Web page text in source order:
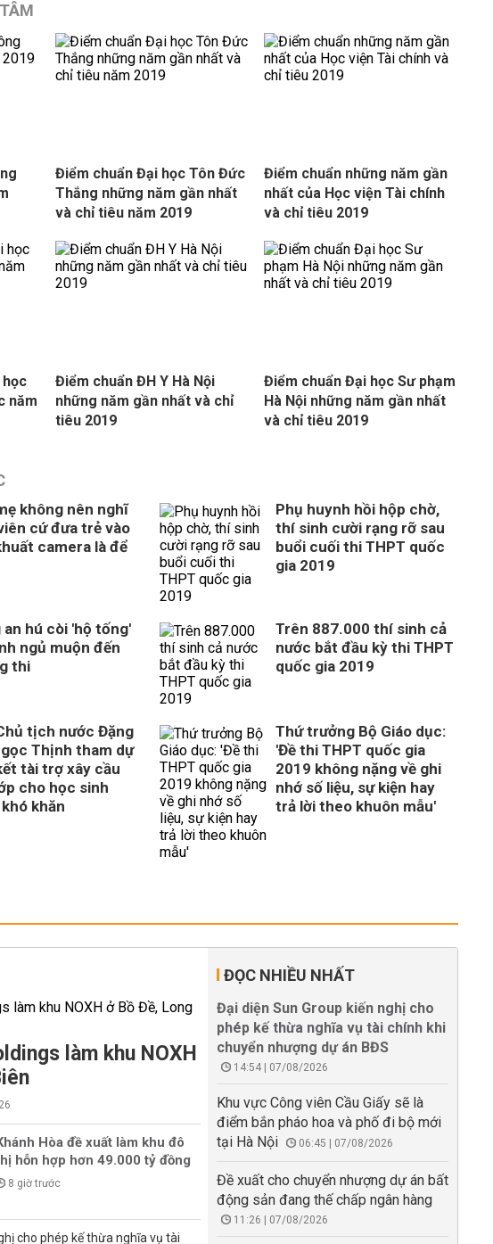
Điểm chuẩn Đại học Tôn Đức
Thắng những năm gần nhất
và chỉ tiêu năm 2019
Điểm chuẩn những năm gần
nhất của Học viện Tài chính
và chỉ tiêu 2019
năm
Điểm chuẩn ĐH Y Hà Nội
những năm gần nhất và chỉ
tiêu 2019
Điểm chuẩn Đại học Sư phạm
Hà Nội những năm gần nhất
và chỉ tiêu 2019
không nên nghĩ
cứ đưa trẻ vào
camera là để
Phụ huynh hồi hộp chờ,
thí sinh cười rạng rỡ sau
buổi cuối thi THPT quốc
gia 2019
an hú còi 'hộ tống'
ngủ muộn đến
thi
Trên 887.000 thí sinh cả
nước bắt đầu kỳ thi THPT
quốc gia 2019
tịch nước Đặng
Thịnh tham dự
tài trợ xây cầu
cho học sinh
khăn
Thứ trưởng Bộ Giáo dục:
'Đề thi THPT quốc gia
2019 không nặng về ghi
nhớ số liệu, sự kiện hay
trả lời theo khuôn mẫu'
làm khu NOXH
Hòa đề xuất làm khu đô
hỗn hợp hơn 49.000 tỷ đồng
8 giờ trước
cho phép kế thừa nghĩa vụ tài
ĐỌC NHIỀU NHẤT
Đại diện Sun Group kiến nghị cho
phép kế thừa nghĩa vụ tài chính khi
chuyển nhượng dự án BĐS
14:54 | 07/08/2026
Khu vực Công viên Cầu Giấy sẽ là
điểm bắn pháo hoa và phố đi bộ mới
tại Hà Nội
06:45 | 07/08/2026
Đề xuất cho chuyển nhượng dự án bất
động sản đang thế chấp ngân hàng
11:26 | 07/08/2026